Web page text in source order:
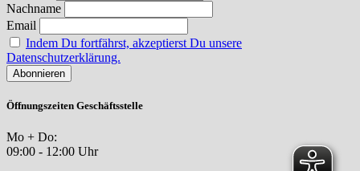
Nachname
Email
Indem Du fortfährst, akzeptierst Du unsere
Datenschutzerklärung.
Öffnungszeiten Geschäftsstelle
Mo + Do:
09:00 - 12:00 Uhr